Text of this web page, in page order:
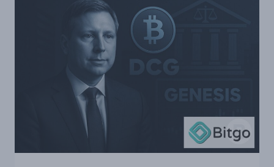
הכרעה
שנויה
במחלוקת
STRATEGY